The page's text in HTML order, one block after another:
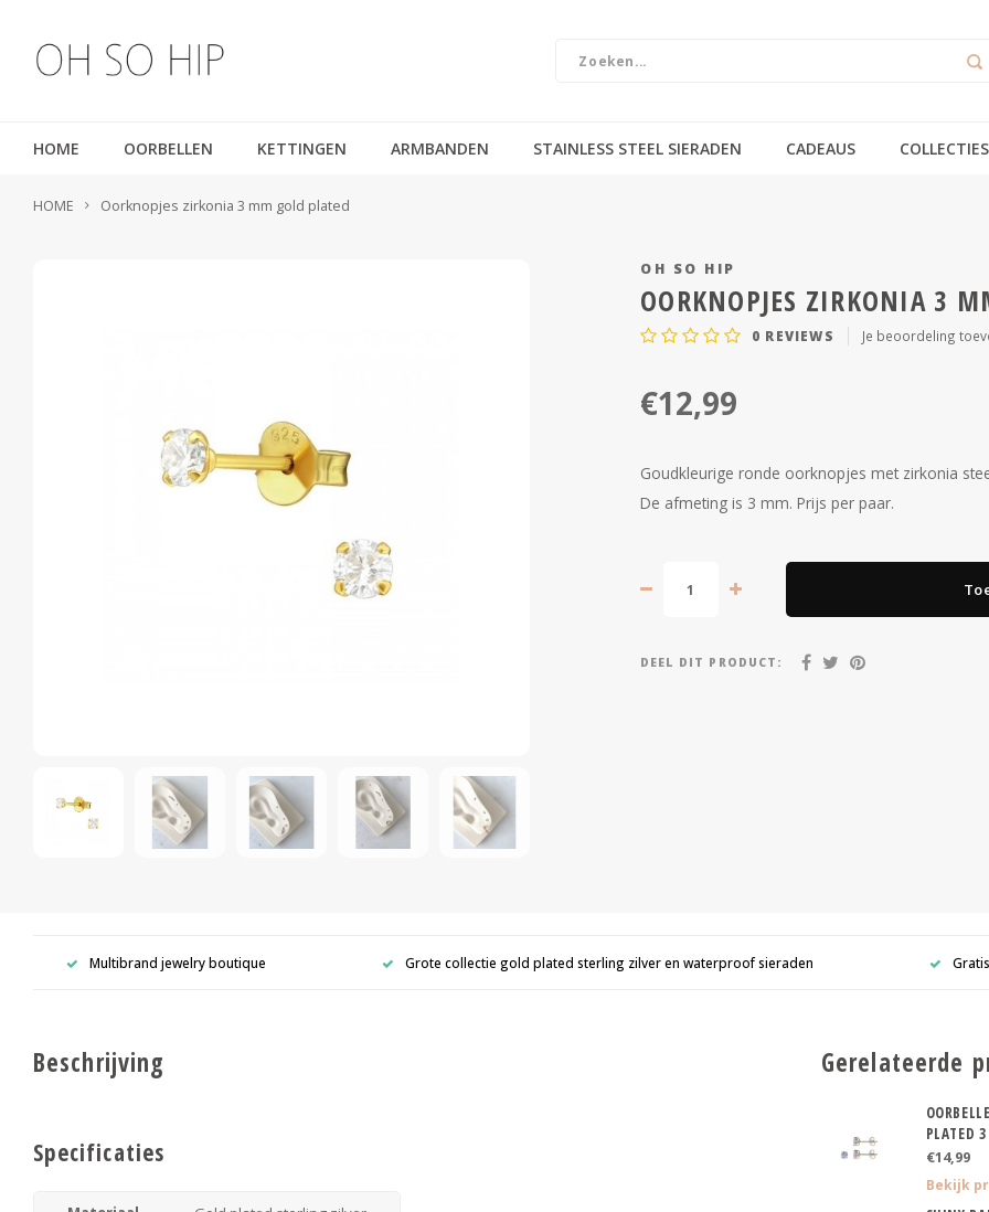
HOME OORBELLEN KETTINGEN ARMBANDEN STAINLESS STEEL SIERADEN CADEAUS COLLECTIES
HOME Oorknopjes zirkonia 3 mm gold plated
OH SO HIP
OORKNOPJES ZIRKONIA 3
0 REVIEWS Je beoordeling
€12,99
Goudkleurige ronde oorknopjes met zirkonia
De afmeting is 3 mm. Prijs per paar.
DEEL DIT PRODUCT:
Multibrand jewelry boutique Grote collectie gold plated sterling zilver en waterproof sieraden
Beschrijving
Specificaties
Gerelateerde
PLATED
€14,99
Bekijk